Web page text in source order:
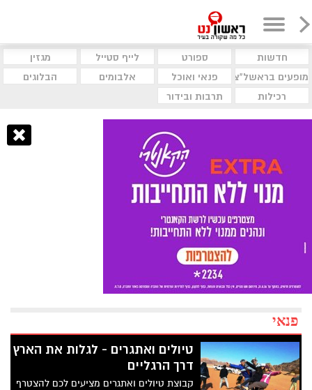
חדשות ספורט לייף סטייל
מגזין
מופעים בראשל"צ
פנאי ואוכל אלבומים
הבלוגים
רכילות
תרבות ובידור
פנאי
טיולים ואתגרים - לגלות את הארץ
דרך הרגליים
קבוצת טיולים ואתגרים מציעים לכם להצטרף